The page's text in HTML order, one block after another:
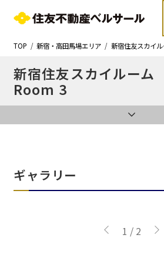
TOP
新宿・高田馬場エリア 新宿住友スカイ
新宿住友スカイルーム
Room 3
ギャラリー
1 / 2